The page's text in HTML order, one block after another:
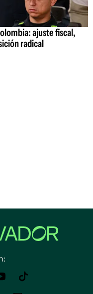
ajuste fiscal,
radical